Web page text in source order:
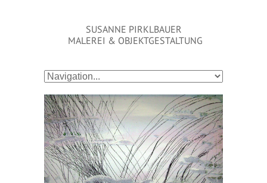
SUSANNE PIRKLBAUER
MALEREI & OBJEKTGESTALTUNG